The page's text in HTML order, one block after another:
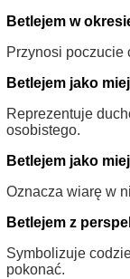
Betlejem w
Przynosi poczucie
Betlejem jako
Reprezentuje
osobistego.
Betlejem jako
Oznacza wiarę w
Betlejem z
Symbolizuje
pokonać.